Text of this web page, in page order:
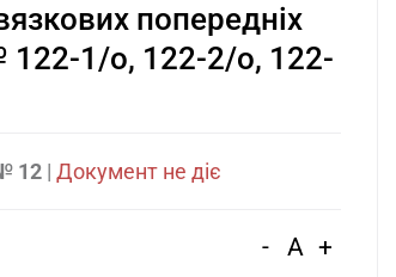
попередніх
122-1/о, 122-2/о, 122-
12 | Документ не діє
- A +